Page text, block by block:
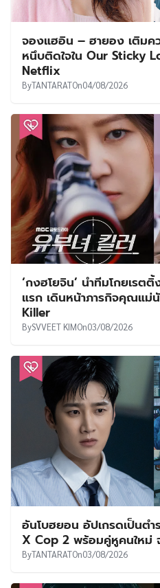
จองแฮอิน – ฮายอง เติมค
หนึบติดใจใน Our Sticky
Netflix
ByTANTARATOn04/08/2026
‘กงฮโยจิน’ นำทีมโกยเร
แรก เดินหน้าภารกิจคุณแม่
Killer
BySVVEET KIMOn03/08/2026
อันโบฮยอน อัปเกรดเป็นต
X Cop 2 พร้อมคู่หูคนใหม่
ByTANTARATOn03/08/2026